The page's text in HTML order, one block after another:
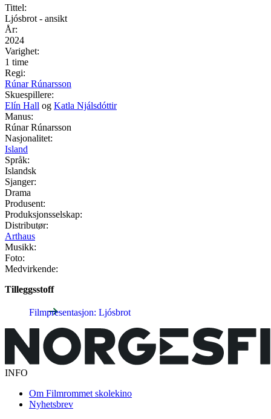
Tittel:
Ljósbrot - ansikt
År:
2024
Varighet:
1 time
Regi:
Rúnar Rúnarsson
Skuespillere:
Elín Hall og Katla Njálsdóttir
Manus:
Rúnar Rúnarsson
Nasjonalitet:
Island
Språk:
Islandsk
Sjanger:
Drama
Produsent:
Produksjonsselskap:
Distributør:
Arthaus
Musikk:
Foto:
Medvirkende:
Tilleggsstoff
Filmpresentasjon: Ljósbrot
INFO
Om Filmrommet skolekino
Nyhetsbrev